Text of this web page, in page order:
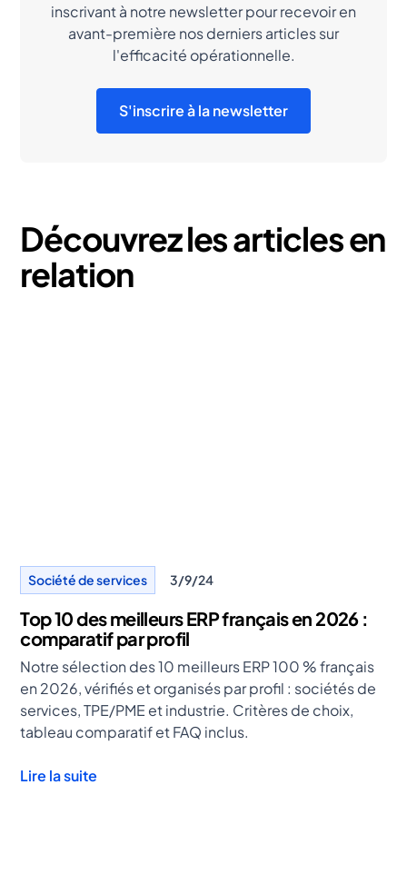
inscrivant à notre newsletter pour recevoir en
avant-première nos derniers articles sur
l'efficacité opérationnelle.
S'inscrire à la newsletter
Découvrez les articles en
relation
Société de services 3/9/24
Top 10 des meilleurs ERP français en 2026 :
comparatif par profil
Notre sélection des 10 meilleurs ERP 100 % français
en 2026, vérifiés et organisés par profil : sociétés de
services, TPE/PME et industrie. Critères de choix,
tableau comparatif et FAQ inclus.
Lire la suite